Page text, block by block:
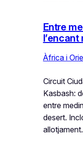
Entre
l’encant
Àfrica i
Circuit
Kasbash:
entre
desert.
allotjament.